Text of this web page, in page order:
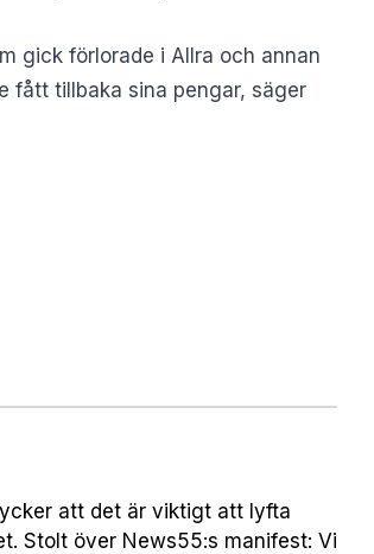
gick förlorade i Allra och annan
fått tillbaka sina pengar, säger
att det är viktigt att lyfta
Stolt över News55:s manifest: Vi